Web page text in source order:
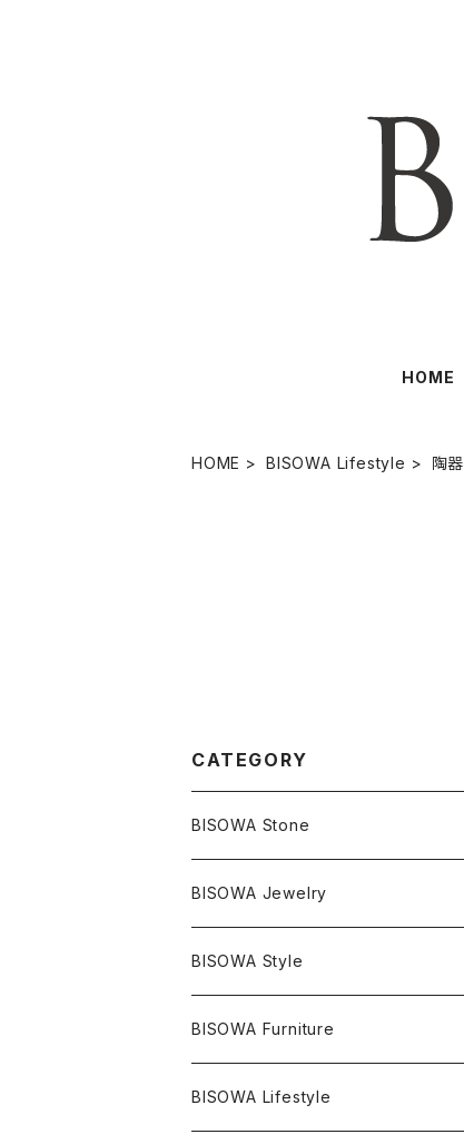
HOME
HOME BISOWA Lifestyle 陶器
CATEGORY
BISOWA Stone
マスタークリスタル / 水晶
エレスチャル
ライトニング
石の種類別
アメジスト
アクアマリン
産地別
ヒマラヤ
BISOWA Jewelry
ネックレス／ペンダント
宇佐美聖子
絹麻 ~kenma~
ピアス
宇佐美聖子
ブレスレット
BISOWA Style
ONE PIECE
ヘンプ
PANTS
BISOWA Furniture
のるすく
BISOWA Lifestyle